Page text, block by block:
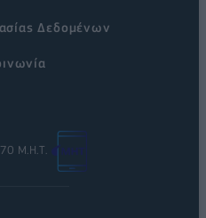
Δεδομένων
Μ.Η.Τ.